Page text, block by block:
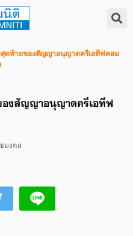
สุดท้ายของสัญญาอนุญาตครีเอทีฟคอม
องสัญญาอนุญาตครีเอทีฟ
งคล